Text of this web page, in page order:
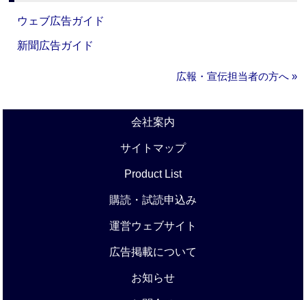
ウェブ広告ガイド
新聞広告ガイド
広報・宣伝担当者の方へ »
会社案内
サイトマップ
Product List
購読・試読申込み
運営ウェブサイト
広告掲載について
お知らせ